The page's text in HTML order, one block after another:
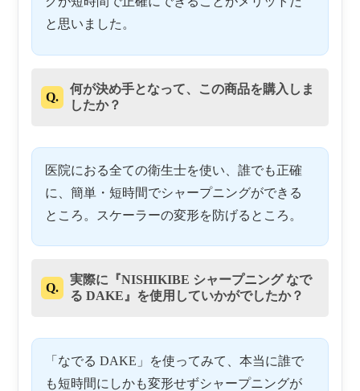
と思いました。
Q.
何が決め手となって、この商品を購入しま
したか？
医院におる全ての衛生士を使い、誰でも正確
に、簡単・短時間でシャープニングができる
ところ。スケーラーの変形を防げるところ。
Q.
実際に『NISHIKIBE シャープニング なで
る DAKE』を使用していかがでしたか？
「なでる DAKE」を使ってみて、本当に誰で
も短時間にしかも変形せずシャープニングが